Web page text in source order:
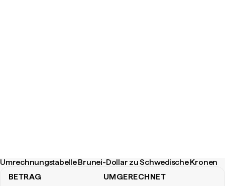
Umrechnungstabelle Brunei-Dollar zu Schwedische Kronen
BETRAG UMGERECHNET